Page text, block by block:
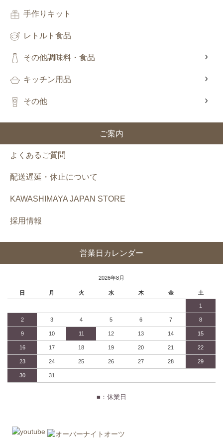
手作りキット
レトルト食品
その他調味料・食品
キッチン用品
その他
ご案内
よくあるご質問
配送遅延・休止について
KAWASHIMAYA JAPAN STORE
採用情報
営業日カレンダー
2026年8月
日 月 火 水 木 金 土
1
2 3 4 5 6 7 8
9 10 11 12 13 14 15
16 17 18 19 20 21 22
23 24 25 26 27 28 29
30 31
■：休業日